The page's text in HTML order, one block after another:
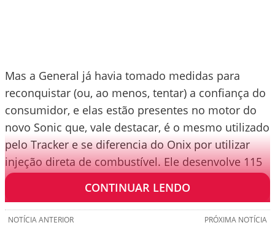
Mas a General já havia tomado medidas para
reconquistar (ou, ao menos, tentar) a confiança do
consumidor, e elas estão presentes no motor do
novo Sonic que, vale destacar, é o mesmo utilizado
pelo Tracker e se diferencia do Onix por utilizar
injeção direta de combustível. Ele desenvolve 115
cv de potência e 18,9 kgfm de torque.
CONTINUAR LENDO
PRÓXIMA NOTÍCIA
NOTÍCIA ANTERIOR